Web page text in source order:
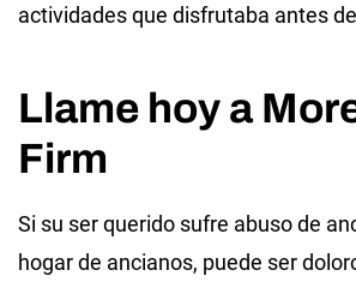
actividades que disfrutaba antes
Llame hoy a
Firm
Si su ser querido sufre abuso de
hogar de ancianos, puede ser